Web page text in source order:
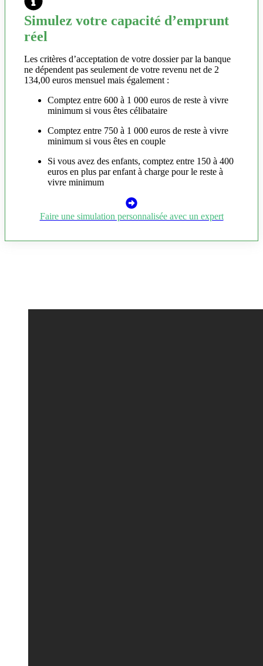
Simulez votre capacité d’emprunt
réel
Les critères d’acceptation de votre dossier par la banque
ne dépendent pas seulement de votre revenu net de 2
134,00 euros mensuel mais également :
Comptez entre 600 à 1 000 euros de reste à vivre
minimum si vous êtes célibataire
Comptez entre 750 à 1 000 euros de reste à vivre
minimum si vous êtes en couple
Si vous avez des enfants, comptez entre 150 à 400
euros en plus par enfant à charge pour le reste à
vivre minimum
Faire une simulation personnalisée avec un expert